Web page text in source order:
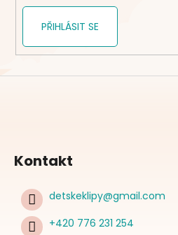
PŘIHLÁSIT SE
Kontakt
detskeklipy@gmail.com
+420 776 231 254